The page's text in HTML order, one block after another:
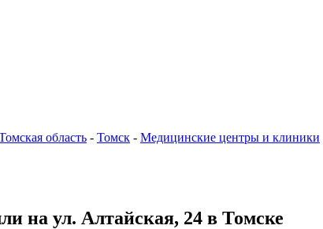
область - Томск - Медицинские центры и клиники
на ул. Алтайская, 24 в Томске